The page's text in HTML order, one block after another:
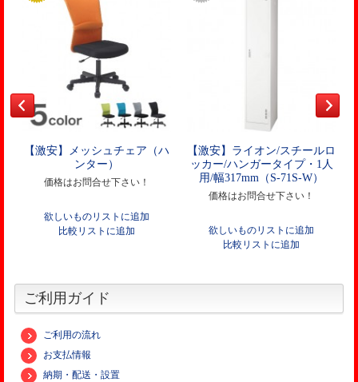
【激安】メッシュチェア（ハ
ンター）
価格はお問合せ下さい！
欲しいものリストに追加
比較リストに追加
【激安】ライオン/スチールロ
ッカー/ハンガータイプ・1人
用/幅317mm（S-71S-W）
価格はお問合せ下さい！
欲しいものリストに追加
比較リストに追加
ご利用ガイド
ご利用の流れ
お支払情報
納期・配送・設置